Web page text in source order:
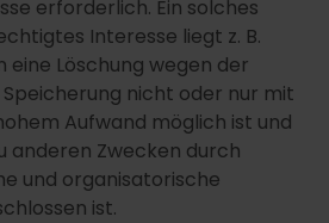
erforderlich. Ein solches
Interesse liegt z. B.
eine Löschung wegen der
nicht oder nur mit
Aufwand möglich ist und
anderen Zwecken durch
und organisatorische
ist.